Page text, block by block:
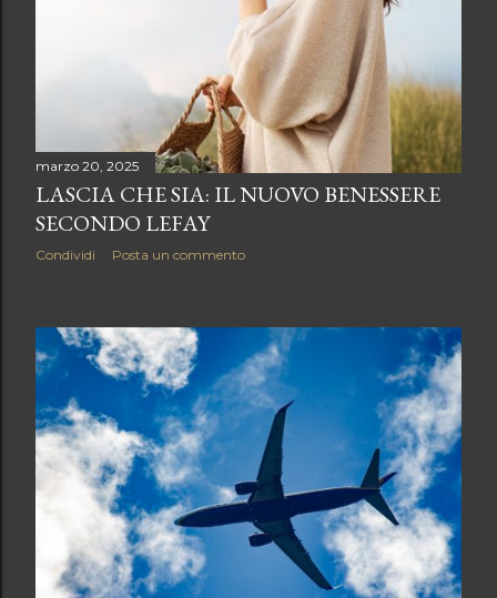
marzo 20, 2025
LASCIA CHE SIA: IL NUOVO BENESSERE
SECONDO LEFAY
Condividi Posta un commento